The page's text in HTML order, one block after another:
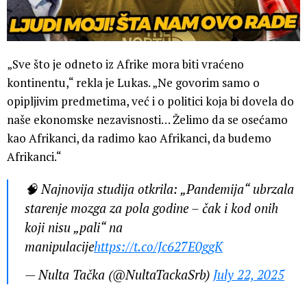
„Sve što je odneto iz Afrike mora biti vraćeno
kontinentu,“ rekla je Lukas. „Ne govorim samo o
opipljivim predmetima, već i o politici koja bi dovela do
naše ekonomske nezavisnosti… Želimo da se osećamo
kao Afrikanci, da radimo kao Afrikanci, da budemo
Afrikanci.“
🧠 Najnovija studija otkrila: „Pandemija“ ubrzala
starenje mozga za pola godine – čak i kod onih
koji nisu „pali“ na
manipulacijehttps://t.co/Jc627E0ggK
— Nulta Tačka (@NultaTackaSrb) July 22, 2025